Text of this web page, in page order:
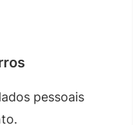
pessoais